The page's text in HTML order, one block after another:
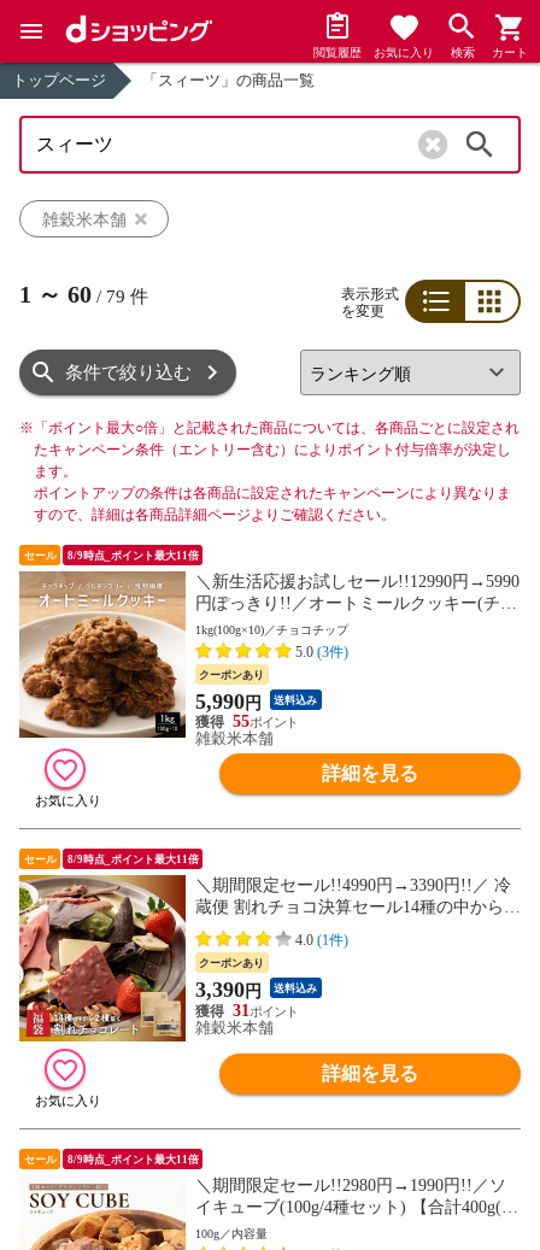
閲覧履歴 お気に入り 検索 カート
トップページ 「スィーツ」の商品一覧
雑穀米本舗
1 ～ 60 / 79 件
表示形式
を変更
条件で絞り込む
※ 「ポイント最大○倍」と記載された商品については、各商品ごとに設定され
たキャンペーン条件（エントリー含む）によりポイント付与倍率が決定し
ます。
ポイントアップの条件は各商品に設定されたキャンペーンにより異なりま
すので、詳細は各商品詳細ページよりご確認ください。
セール 8/9時点_ポイント最大11倍
＼新生活応援お試しセール!!12990円→5990
円ぽっきり!!／オートミールクッキー(チョ
コチップ) 1kg(100g×10袋)※割れ欠けあり
ヘルシー ダイエット スイーツ 訳アリ 食物
繊維豊富 (個包装) お試し【送料無料】
1kg(100g×10)／チョコチップ
5.0 (3件)
クーポンあり
5,990円 送料込み
55
雑穀米本舗
詳細を見る
セール 8/9時点_ポイント最大11倍
＼期間限定セール!!4990円→3390円!!／ 冷
蔵便 割れチョコ決算セール14種の中から2
種届くお楽しみセット (個包装) お手軽価格
お試し 送料無料 製菓 製パン材料 業務用
家飲み 訳あり 初めての方おすすめ 当店の
イチオシ
4.0 (1件)
クーポンあり
3,390円 送料込み
31
雑穀米本舗
詳細を見る
セール 8/9時点_ポイント最大11倍
＼期間限定セール!!2980円→1990円!!／ソ
イキューブ(100g/4種セット) 【合計400g(10
0g×4袋)】大豆ミート 大豆粉 ナッツ チョコ
100g／内容量